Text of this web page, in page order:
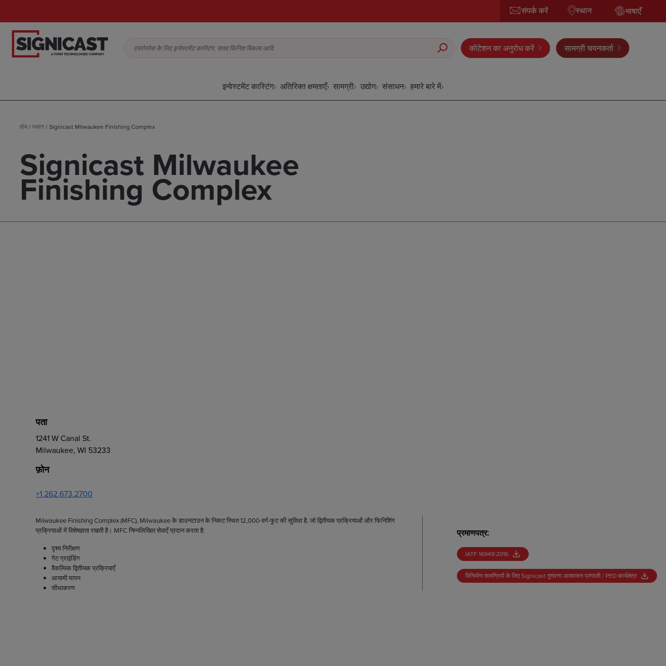
संपर्क करें स्थान भाषाएँ
एयरोस्पेस के लिए इन्वेस्टमेंट कास्टिंग, सतह फिनिश विकल्प आदि कोटेशन का अनुरोध करें सामग्री चयनकर्ता
इन्वेस्टमेंट कास्टिंग अतिरिक्त क्षमताएँ सामग्री उद्योग संसाधन हमारे बारे में
होम/स्थान/Signicast Milwaukee Finishing Complex
Signicast Milwaukee
Finishing Complex
पता
1241 W Canal St.
Milwaukee, WI 53233
फ़ोन
+1 262.673.2700
Milwaukee Finishing Complex (MFC), Milwaukee के डाउनटाउन के निकट स्थित 12,000-वर्ग-फुट की सुविधा है, जो द्वितीयक प्रक्रियाओं और फिनिशिंग
प्रक्रियाओं में विशेषज्ञता रखती है। MFC निम्नलिखित सेवाएँ प्रदान करता है:
दृश्य निरीक्षण
गेट ग्राइंडिंग
वैकल्पिक द्वितीयक प्रक्रियाएँ
आयामी मापन
सीधाकरण
प्रमाणपत्र:
IATF 16949:2016
विनिर्माण सामग्रियों के लिए Signicast गुणवत्ता आश्वासन प्रणाली / PED कार्यक्षेत्र